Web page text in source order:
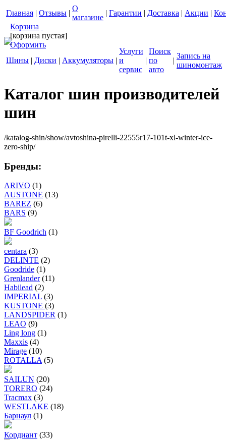
Главная | Отзывы |
О
магазине
| Гарантии | Доставка | Акции |
Корзина
[корзина пустая]
Оформить
Шины | Диски | Аккумуляторы |
Услуги
и
сервис
|
Поиск
по
авто
|
Запись на
шиномонтаж
Каталог шин производителей
шин
/katalog-shin/show/avtoshina-pirelli-22555r17-101t-xl-winter-ice-
zero-ship/
Бренды:
ARIVO (1)
AUSTONE (13)
BAREZ (6)
BARS (9)
BF Goodrich (1)
centara (3)
DELINTE (2)
Goodride (1)
Grenlander (11)
Habilead (2)
IMPERIAL (3)
KUSTONE (3)
LANDSPIDER (1)
LEAO (9)
Ling long (1)
Maxxis (4)
Mirage (10)
ROTALLA (5)
SAILUN (20)
TORERO (24)
Tracmax (3)
WESTLAKE (18)
Барнаул (1)
Кордиант (33)